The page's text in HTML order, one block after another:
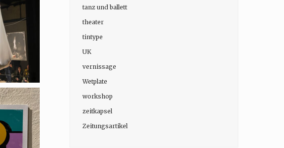
tanz und ballett
theater
tintype
UK
vernissage
Wetplate
workshop
zeitkapsel
Zeitungsartikel